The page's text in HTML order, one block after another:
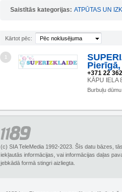
Saistītās kategorijas: ATPŪTAS UN
Kārtot pēc: Pēc noklusējuma
1
+371 22
KĀPU IELA
Burbuļu
(c) SIA TeleMedia 1992-2023. Šīs datu bāzes,
iekļautās informācijas, vai informācijas daļas
jebkādā formā stingri aizliegta.